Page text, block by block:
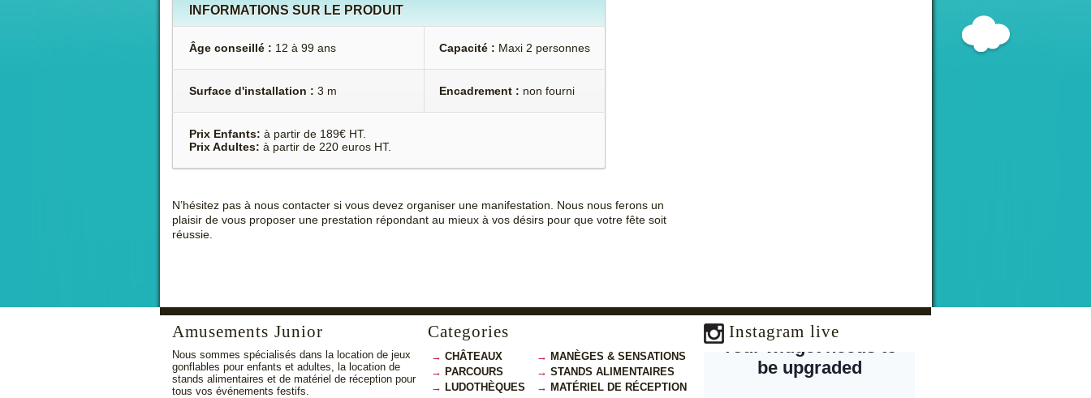
INFORMATIONS SUR LE PRODUIT
Âge conseillé : 12 à 99 ans Capacité : Maxi 2 personnes
Surface d'installation : 3 m Encadrement : non fourni
Prix Enfants: à partir de 189€ HT.
Prix Adultes: à partir de 220 euros HT.
N’hésitez pas à nous contacter si vous devez organiser une manifestation. Nous nous ferons un
plaisir de vous proposer une prestation répondant au mieux à vos désirs pour que votre fête soit
réussie.
Amusements Junior
Nous sommes spécialisés dans la location de jeux
gonflables pour enfants et adultes, la location de
stands alimentaires et de matériel de réception pour
tous vos événements festifs.
Categories
CHÂTEAUX
PARCOURS
LUDOTHÈQUES
MANÈGES & SENSATIONS
STANDS ALIMENTAIRES
MATÉRIEL DE RÉCEPTION
Instagram live